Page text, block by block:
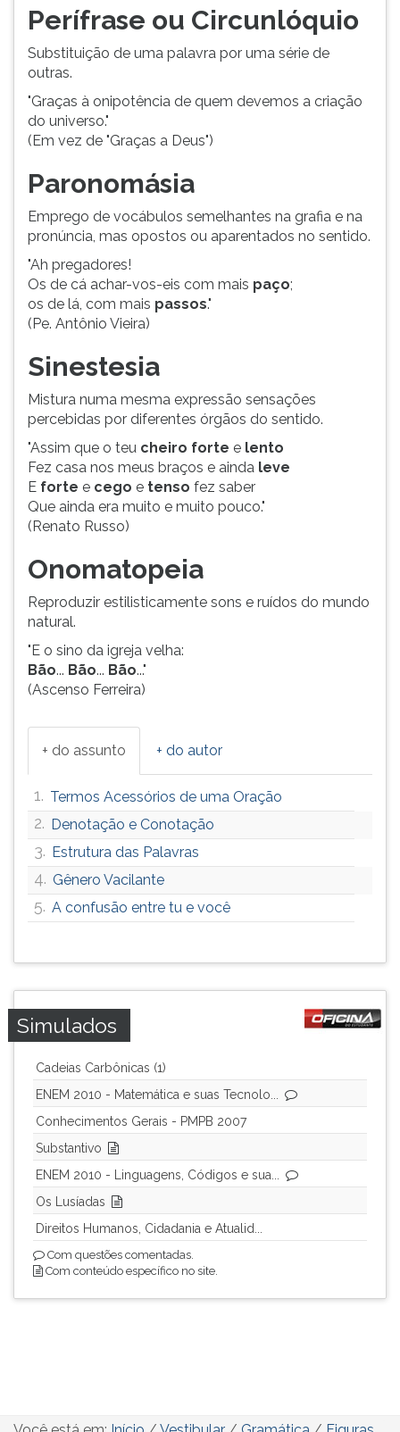
Perífrase ou Circunlóquio
Substituição de uma palavra por uma série de
outras.
"Graças à onipotência de quem devemos a criação
do universo."
(Em vez de "Graças a Deus")
Paronomásia
Emprego de vocábulos semelhantes na grafia e na
pronúncia, mas opostos ou aparentados no sentido.
"Ah pregadores!
Os de cá achar-vos-eis com mais paço;
os de lá, com mais passos."
(Pe. Antônio Vieira)
Sinestesia
Mistura numa mesma expressão sensações
percebidas por diferentes órgãos do sentido.
"Assim que o teu cheiro forte e lento
Fez casa nos meus braços e ainda leve
E forte e cego e tenso fez saber
Que ainda era muito e muito pouco."
(Renato Russo)
Onomatopeia
Reproduzir estilisticamente sons e ruídos do mundo
natural.
"E o sino da igreja velha:
Bão... Bão... Bão..."
(Ascenso Ferreira)
+ do assunto + do autor
1. Termos Acessórios de uma Oração
2. Denotação e Conotação
3. Estrutura das Palavras
4. Gênero Vacilante
5. A confusão entre tu e você
Simulados
Cadeias Carbônicas (1)
ENEM 2010 - Matemática e suas Tecnolo...
Conhecimentos Gerais - PMPB 2007
Substantivo
ENEM 2010 - Linguagens, Códigos e sua...
Os Lusíadas
Direitos Humanos, Cidadania e Atualid...
Com questões comentadas.
Com conteúdo específico no site.